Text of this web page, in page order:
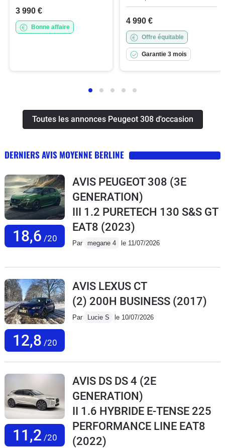
3 990 €
Bonne affaire
4 990 €
Offre équitable
Garantie 3 mois
Toutes les annonces Peugeot 308 d'occasion
DERNIERS AVIS MOYENNE BERLINE
18,6 /20
AVIS PEUGEOT 308 (3E
GENERATION)
III 1.2 PURETECH 130 S&S GT
EAT8 (2023)
Par megane 4 le 11/07/2026
12,8 /20
AVIS LEXUS CT
(2) 200H BUSINESS (2017)
Par Lucie S le 10/07/2026
11,2 /20
AVIS DS DS 4 (2E
GENERATION)
II 1.6 HYBRIDE E-TENSE 225
PERFORMANCE LINE EAT8
(2022)